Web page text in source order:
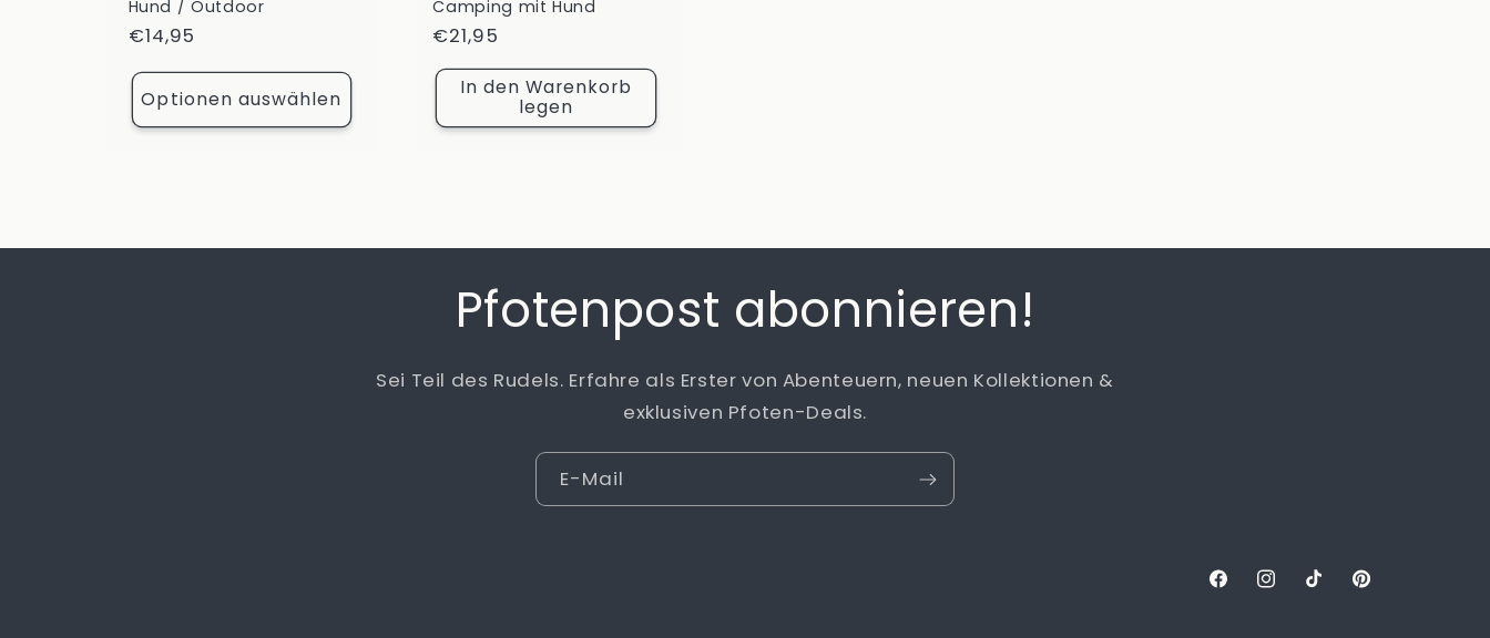
Hund / Outdoor
Normaler
€14,95
Optionen auswählen
Camping mit Hund
Normaler
Preis
€21,95
In den Warenkorb
legen
Pfotenpost abonnieren!
Sei Teil des Rudels. Erfahre als Erster von Abenteuern, neuen Kollektionen &
exklusiven Pfoten-Deals.
E-Mail
FacebookInstagram
TikTokPinterest